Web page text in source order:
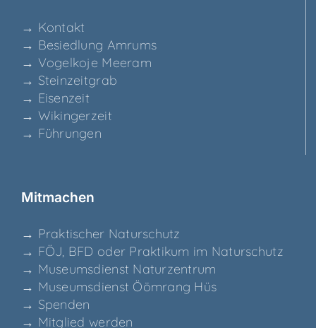
→ Kon­takt
→ Besied­lung Amrums
→ Vogel­ko­je Meeram
→ Stein­zeit­grab
→ Eisen­zeit
→ Wikin­ger­zeit
→ Füh­run­gen
Mit­ma­chen
→ Prak­ti­scher Naturschutz
→ FÖJ, BFD oder Prak­ti­kum im Naturschutz
→ Muse­ums­dienst Naturzentrum
→ Muse­ums­dienst Ööm­rang Hüs
→ Spen­den
→ Mit­glied werden